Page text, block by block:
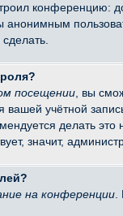
посещении , вы
вашей учётной
делать
значит,
на конференции